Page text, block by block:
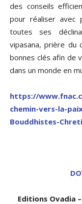
des conseils
pour réaliser avec
toutes ses
vipasana, prière du
bonnes clés afin de
dans un monde en
https://
chemin-vers-la-
Bouddhistes-
Editions Ovadia